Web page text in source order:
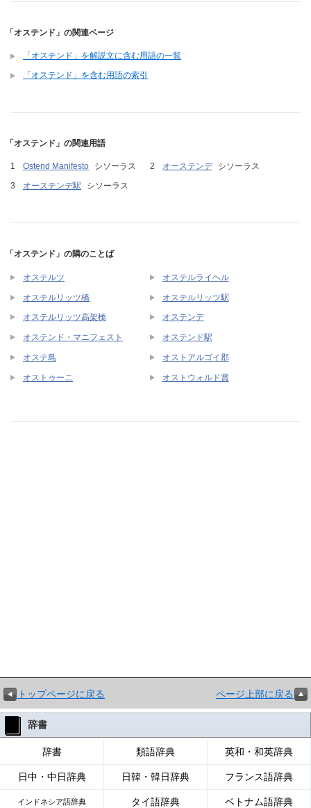
「オステンド」の関連ページ
「オステンド」を解説文に含む用語の一覧
「オステンド」を含む用語の索引
「オステンド」の関連用語
Ostend Manifesto シソーラス オーステンデ
シソーラス
オーステンデ駅
シソーラス
「オステンド」の隣のことば
オステルツ オステルライヘル
オステルリッツ橋 オステルリッツ駅
オステルリッツ高架橋 オステンデ
オステンド・マニフェスト オステンド駅
オステ島 オストアルゴイ郡
オストゥーニ オストウォルド賞
トップページに戻る ページ上部に戻る
辞書
辞書 類語辞典 英和・和英辞典
日中・中日辞典 日韓・韓日辞典 フランス語辞典
インドネシア語辞典 タイ語辞典 ベトナム語辞典